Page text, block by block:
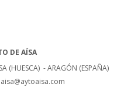
DE AÍSA
(HUESCA) - ARAGÓN (ESPAÑA)